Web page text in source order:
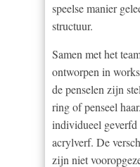
speelse manier
structuur.
Samen met het
ontworpen in
de penselen zijn
ring of penseel
individueel
acrylverf. De
zijn niet